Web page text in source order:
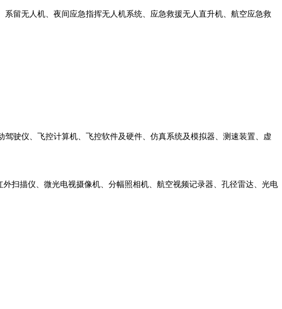
留无人机、夜间应急指挥无人机系统、应急救援无人直升机、航空应急救
驶仪、飞控计算机、飞控软件及硬件、仿真系统及模拟器、测速装置、虚
扫描仪、微光电视摄像机、分幅照相机、航空视频记录器、孔径雷达、光电